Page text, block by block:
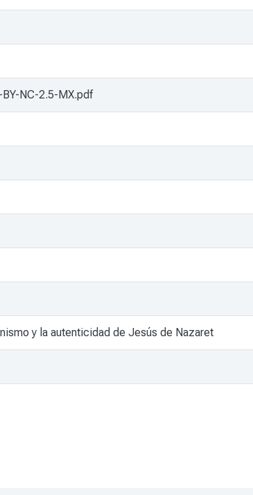
NC-2.5-MX.pdf
y la autenticidad de Jesús de Nazaret